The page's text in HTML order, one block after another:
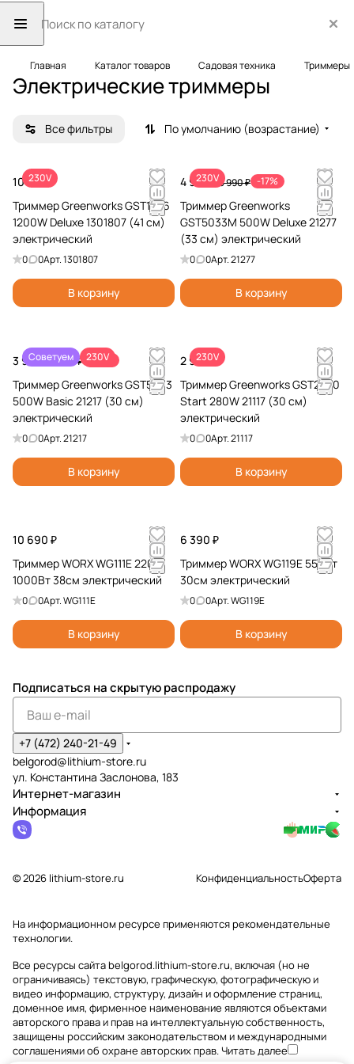
Главная Каталог товаров Садовая техника Триммеры
Электрические триммеры
Все фильтры По умолчанию (возрастание)
230V
10 990 ₽
Триммер Greenworks GST1246
1200W Deluxe 1301807 (41 см)
электрический
0 0Арт.1301807
В корзину
230V
4 990 ₽5 990 ₽ -17%
Триммер Greenworks
GST5033M 500W Deluxe 21277
(33 см) электрический
0 0Арт.21277
В корзину
Советуем 230V
3 990 ₽5 990 ₽ -33%
Триммер Greenworks GST5033
500W Basic 21217 (30 см)
электрический
0 0Арт.21217
В корзину
230V
2 990 ₽
Триммер Greenworks GST2830
Start 280W 21117 (30 см)
электрический
0 0Арт.21117
В корзину
10 690 ₽
Триммер WORX WG111E 220V
1000Вт 38см электрический
0 0Арт.WG111E
В корзину
6 390 ₽
Триммер WORX WG119E 550Вт
30см электрический
0 0Арт.WG119E
В корзину
Подписаться на скрытую распродажу
+7 (472) 240-21-49
belgorod@lithium-store.ru
ул. Константина Заслонова, 183
Интернет-магазин
Информация
© 2026 lithium-store.ru КонфиденциальностьОферта
На информационном ресурсе применяютсярекомендательные
технологии.
Все ресурсы сайта belgorod.lithium-store.ru, включая (но не
ограничиваясь) текстовую, графическую, фотографическую и
видео информацию, структуру, дизайн и оформление страниц,
доменное имя, фирменное наименование являются объектами
авторского права и прав на интеллектуальную собственность,
защищены российским законодательством и международными
соглашениями об охране авторских прав.Читать далее